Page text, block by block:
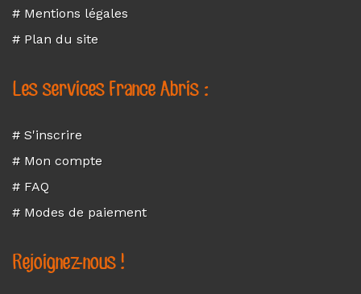
# Mentions légales
# Plan du site
Les services France Abris :
# S'inscrire
# Mon compte
# FAQ
# Modes de paiement
Rejoignez-nous !